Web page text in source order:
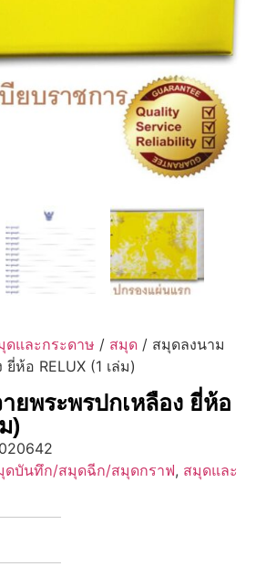
ดและกระดาษ / สมุด / สมุดลงนาม
ห้อ RELUX (1 เล่ม)
ยพระพรปกเหลือง ยี่ห้อ
)
ดบันทึก/สมุดฉีก/สมุดกราฟ, สมุดและ